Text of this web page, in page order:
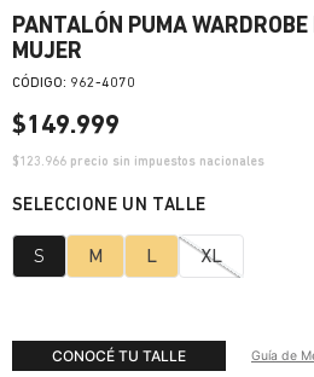
PANTALÓN PUMA WARDROBE
MUJER
: 962-4070
$149.999
$123.966 precio sin impuestos nacionales
S M L XL
CONOCÉ TU TALLE Guía de